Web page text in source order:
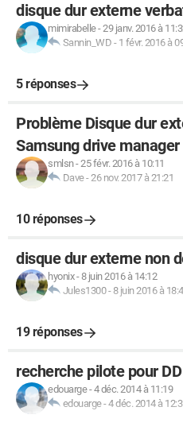
disque dur externe
mimirabelle-29 janv. 2016 à
Sannin_WD - 1 févr. 2016 à
5 réponses
Problème Disque dur
Samsung drive manager
smlsn-25 févr. 2016 à 10:11
Dave-26 nov. 2017 à 21:21
10 réponses
disque dur externe non
hyonix-8 juin 2016 à 14:12
Jules1300- 8 juin 2016 à
19 réponses
recherche pilote pour
edouarge-4 déc. 2014 à 11:19
edouarge-4 déc. 2014 à